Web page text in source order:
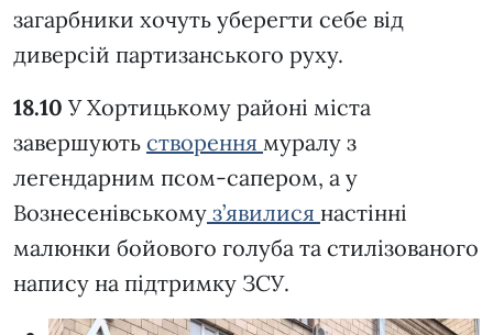
загарбники хочуть уберегти себе від
диверсій партизанського руху.
18.10 У Хортицькому районі міста
завершують створення муралу з
легендарним псом-сапером, а у
Вознесенівському з’явилися настінні
малюнки бойового голуба та стилізованого
напису на підтримку ЗСУ.